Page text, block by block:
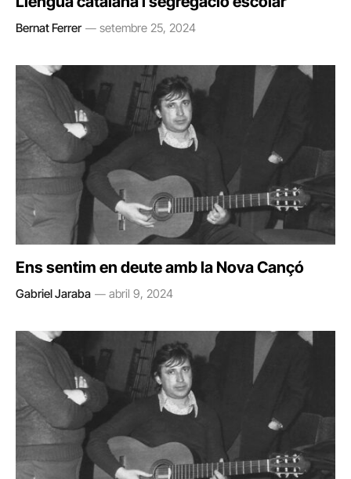
Bernat Ferrer setembre 25, 2024
Ens sentim en deute amb la Nova Cançó
Gabriel Jaraba abril 9, 2024